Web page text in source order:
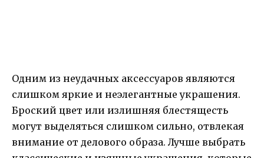
Одним из неудачных аксессуаров являются
слишком яркие и неэлегантные украшения.
Броский цвет или излишняя блестящесть
могут выделяться слишком сильно, отвлекая
внимание от делового образа. Лучше выбрать